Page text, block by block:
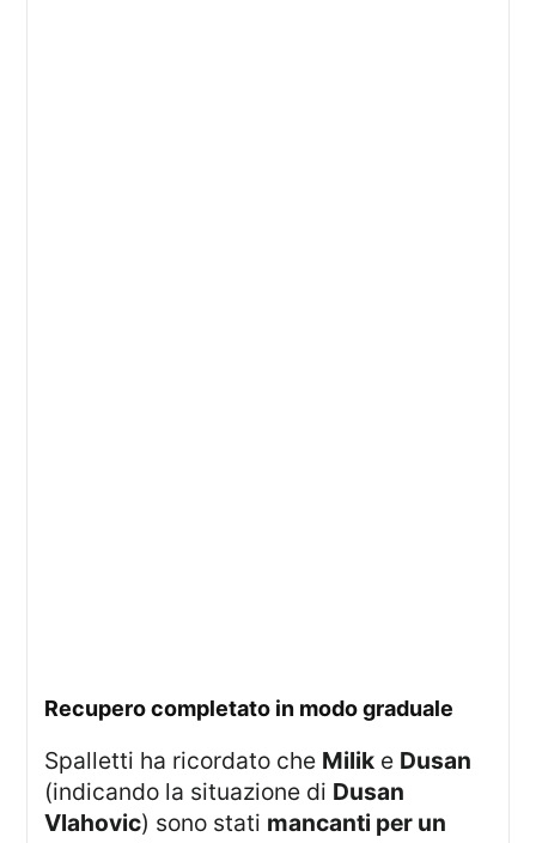
recupero completato in modo graduale
Spalletti ha ricordato che Milik e Dusan
(indicando la situazione di Dusan
Vlahovic) sono stati mancanti per un